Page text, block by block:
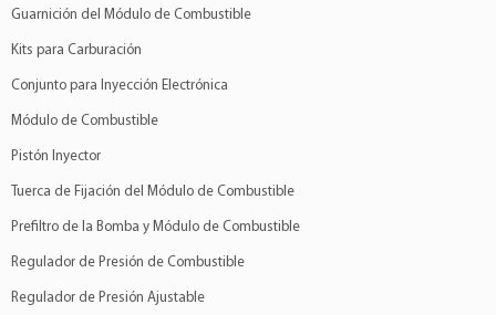
Guarnición del Módulo de Combustible
Kits para Carburación
Conjunto para Inyección Electrónica
Módulo de Combustible
Pistón Inyector
Tuerca de Fijación del Módulo de Combustible
Prefiltro de la Bomba y Módulo de Combustible
Regulador de Presión de Combustible
Regulador de Presión Ajustable